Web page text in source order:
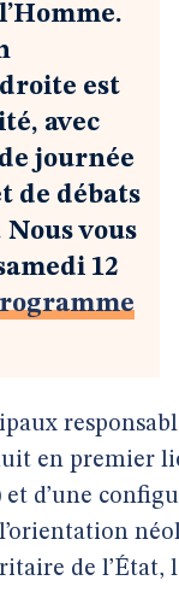
est
avec
journée
de débats
vous
12
en premier
d’une
de l’État,